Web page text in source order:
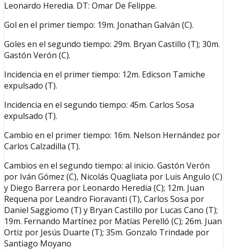
Leonardo Heredia. DT: Omar De Felippe.
Gol en el primer tiempo: 19m. Jonathan Galván (C).
Goles en el segundo tiempo: 29m. Bryan Castillo (T); 30m.
Gastón Verón (C).
Incidencia en el primer tiempo: 12m. Edicson Tamiche
expulsado (T).
Incidencia en el segundo tiempo: 45m. Carlos Sosa
expulsado (T).
Cambio en el primer tiempo: 16m. Nelson Hernández por
Carlos Calzadilla (T).
Cambios en el segundo tiempo: al inicio. Gastón Verón
por Iván Gómez (C), Nicolás Quagliata por Luis Angulo (C)
y Diego Barrera por Leonardo Heredia (C); 12m. Juan
Requena por Leandro Fioravanti (T), Carlos Sosa por
Daniel Saggiomo (T) y Bryan Castillo por Lucas Cano (T);
19m. Fernando Martínez por Matías Perelló (C); 26m. Juan
Ortiz por Jesús Duarte (T); 35m. Gonzalo Trindade por
Santiago Moyano